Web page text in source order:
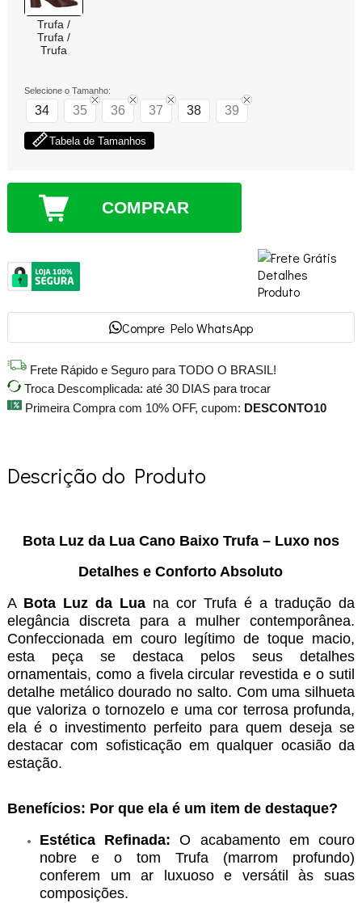
Trufa /
Trufa /
Trufa
Selecione o Tamanho:
34 35 36 37 38 39
Tabela de Tamanhos
COMPRAR
Compre Pelo WhatsApp
Frete Rápido e Seguro para TODO O BRASIL!
Troca Descomplicada: até 30 DIAS para trocar
Primeira Compra com 10% OFF, cupom: DESCONTO10
Descrição do Produto
Bota Luz da Lua Cano Baixo Trufa – Luxo nos
Detalhes e Conforto Absoluto
A Bota Luz da Lua na cor Trufa é a tradução da
elegância discreta para a mulher contemporânea.
Confeccionada em couro legítimo de toque macio,
esta peça se destaca pelos seus detalhes
ornamentais, como a fivela circular revestida e o sutil
detalhe metálico dourado no salto. Com uma silhueta
que valoriza o tornozelo e uma cor terrosa profunda,
ela é o investimento perfeito para quem deseja se
destacar com sofisticação em qualquer ocasião da
estação.
Benefícios: Por que ela é um item de destaque?
Estética Refinada: O acabamento em couro
nobre e o tom Trufa (marrom profundo)
conferem um ar luxuoso e versátil às suas
composições.